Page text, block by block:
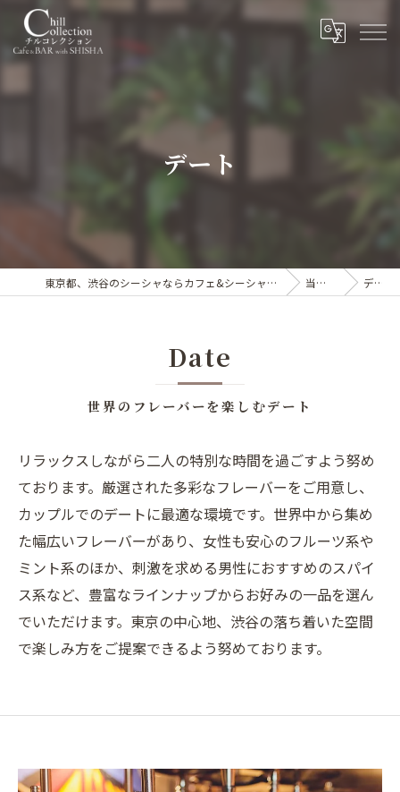
デート
東京都、渋谷のシーシャならカフェ&シーシャバー Chill collection渋谷センター街店 当店の特徴 デート
世界のフレーバーを楽しむデート
Date
リラックスしながら二人の特別な時間を過ごすよう努め
ております。厳選された多彩なフレーバーをご用意し、
カップルでのデートに最適な環境です。世界中から集め
た幅広いフレーバーがあり、女性も安心のフルーツ系や
ミント系のほか、刺激を求める男性におすすめのスパイ
ス系など、豊富なラインナップからお好みの一品を選ん
でいただけます。東京の中心地、渋谷の落ち着いた空間
で楽しみ方をご提案できるよう努めております。